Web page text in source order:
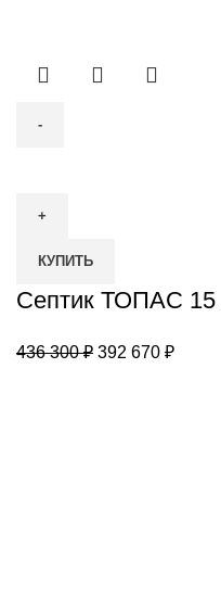
Септик
Лонг
УС
КУПИТЬ
Септик ТОПАС
436 300₽ 392 670 ₽